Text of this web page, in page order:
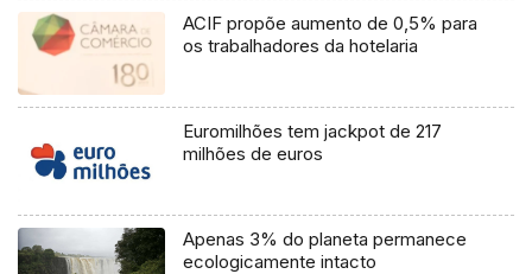
ACIF propõe aumento de 0,5% para
os trabalhadores da hotelaria
Euromilhões tem jackpot de 217
milhões de euros
Apenas 3% do planeta permanece
ecologicamente intacto